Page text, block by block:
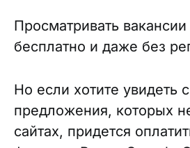
Просматривать
бесплатно и даже без
Но если хотите увидеть
предложения, которых
сайтах, придется